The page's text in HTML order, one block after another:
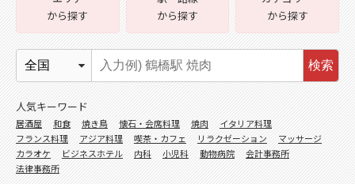
から探す
から探す
から探す
検索
人気キーワード
居酒屋 和食 焼き鳥 懐石・会席料理 焼肉
イタリア料理
フランス料理
アジア料理 喫茶・カフェ リラクゼーション
マッサージ
カラオケ
ビジネスホテル 内科 小児科 動物病院
会計事務所
法律事務所